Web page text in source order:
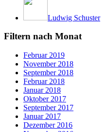
Ludwig Schuster
Filtern nach Monat
Februar 2019
November 2018
September 2018
Februar 2018
Januar 2018
Oktober 2017
September 2017
Januar 2017
Dezember 2016